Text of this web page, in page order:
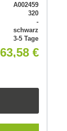
A002459
320
-
schwarz
3-5 Tage
€